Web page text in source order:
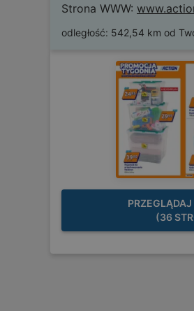
Strona WWW:
odległość: 542,54 km od
(36